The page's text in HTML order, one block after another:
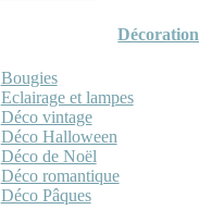
Décoration
Bougies
Eclairage et lampes
Déco vintage
Déco Halloween
Déco de Noël
Déco romantique
Déco Pâques